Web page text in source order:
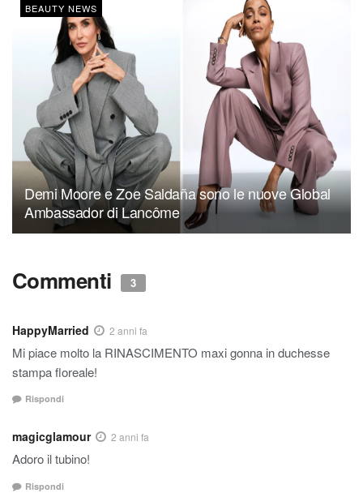
BEAUTY NEWS
Demi Moore e Zoe Saldaña sono le nuove Global
Ambassador di Lancôme
Commenti 3
HappyMarried 2 anni fa
Mi piace molto la RINASCIMENTO maxi gonna in duchesse
stampa floreale!
Rispondi
magicglamour 2 anni fa
Adoro il tubino!
Rispondi